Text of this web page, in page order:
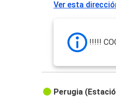
Ver esta
!!!!!
Perugia